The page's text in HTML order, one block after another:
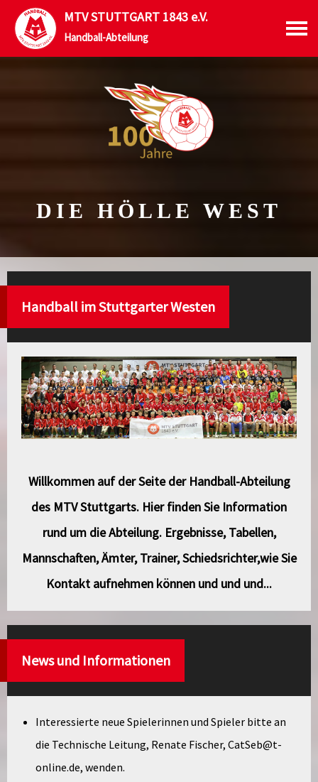
MTV STUTTGART 1843 e.V.
Handball-Abteilung
DIE HÖLLE WEST
Handball im Stuttgarter Westen
Willkommen auf der Seite der Handball-Abteilung
des MTV Stuttgarts. Hier finden Sie Information
rund um die Abteilung. Ergebnisse, Tabellen,
Mannschaften, Ämter, Trainer, Schiedsrichter,wie Sie
Kontakt aufnehmen können und und und...
News und Informationen
Interessierte neue Spielerinnen und Spieler bitte an
die Technische Leitung, Renate Fischer, CatSeb@t-
online.de, wenden.